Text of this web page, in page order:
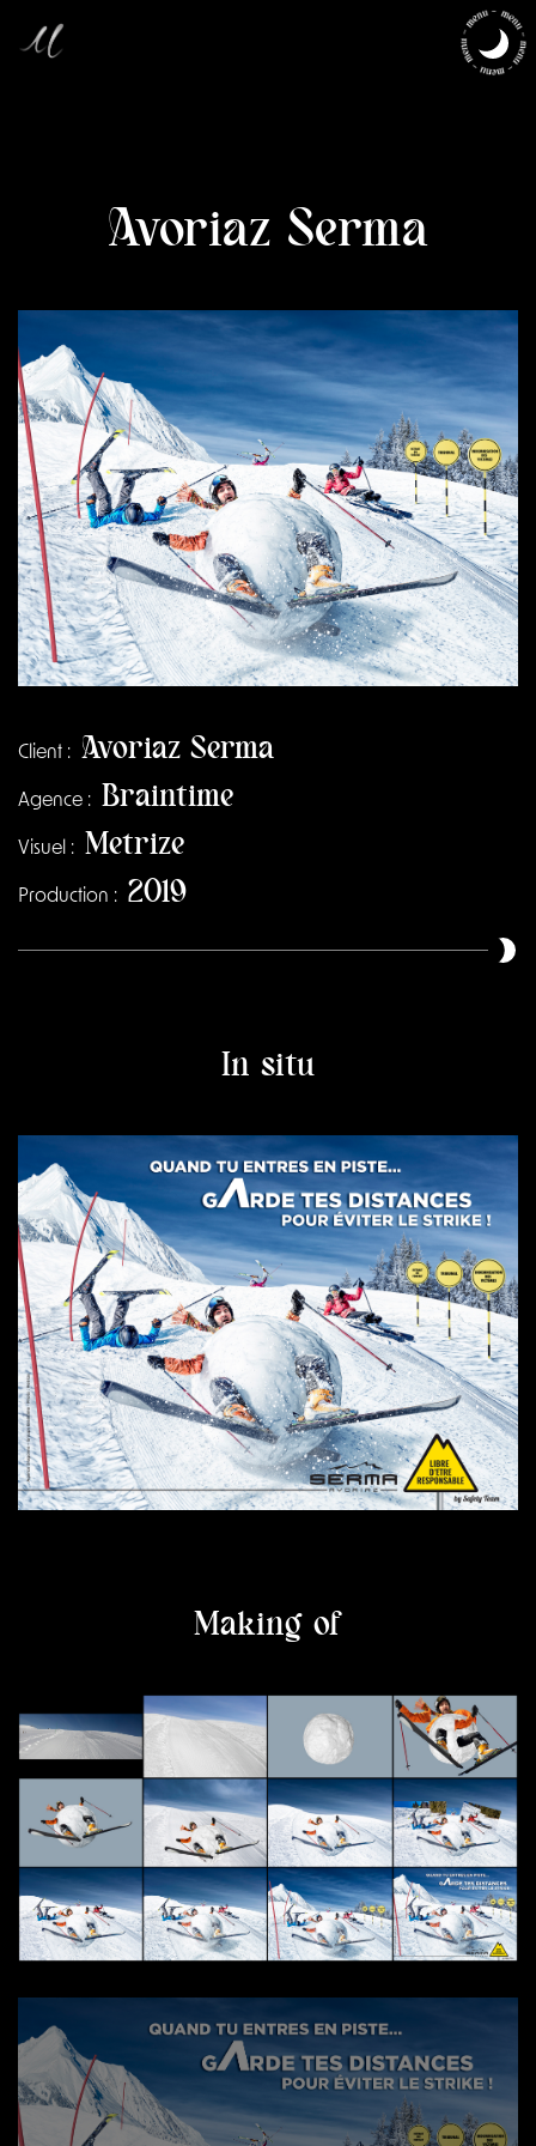
Avoriaz Serma
Client : Avoriaz Serma
Agence : Braintime
Visuel : Metrize
Production : 2019
In situ
Making of